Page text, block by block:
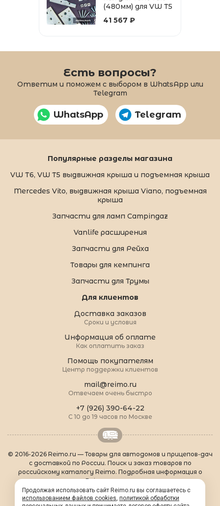
(480мм) для VW T5
41 567 ₽
Есть вопросы?
Ответим и поможем с выбором в WhatsApp или
Telegram
WhatsApp Telegram
Популярные разделы магазина
VW T6, VW T5 выдвижная крыша и подъемная крыша
Mercedes Vito, выдвижная крыша Viano, подъемная
крыша
Запчасти для ламп Campingaz
Vanlife расширения
Запчасти для Рейха
Товары для кемпинга
Запчасти для Трумы
Для клиентов
Доставка заказов
Сроки и условия
Информация об оплате
Как оплатить заказ
Помощь покупателям
Центр поддержки клиентов
mail@reimo.ru
Отвечаем очень быстро
+7 (926) 390-64-22
С 10 до 19 часов по Москве
© 2016-2026 Reimo.ru — Товары для автодомов и прицепов-дач
с доставкой по России. Поиск и заказ товаров по
российскому каталогу Reimo. Подробная информация о
товарах Reimo на русском языке.
О Reimo
| Популярные товары | Формальности
Контакты
| sitemap.xml
Продолжая использовать сайт Reimo.ru вы соглашаетесь с
использованием файлов cookies, политикой обработки